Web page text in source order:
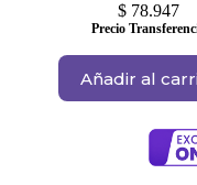
$ 78.947
Precio
Añadir al